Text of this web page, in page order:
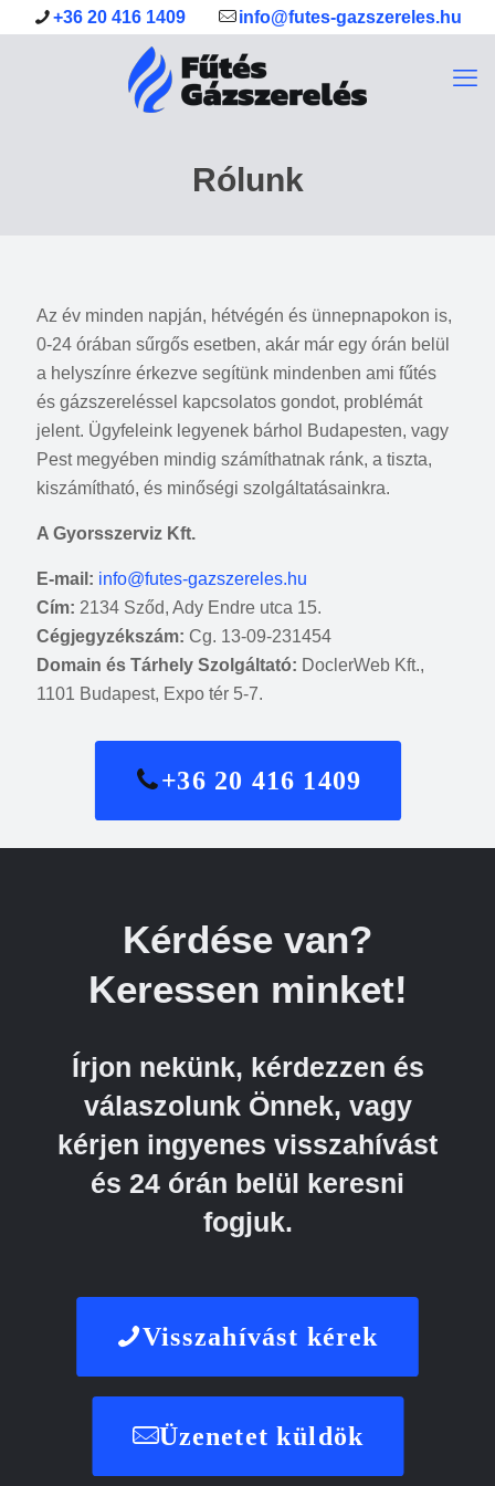
+36 20 416 1409 info@futes-gazszereles.hu
Rólunk
Az év minden napján, hétvégén és ünnepnapokon is,
0-24 órában sűrgős esetben, akár már egy órán belül
a helyszínre érkezve segítünk mindenben ami fűtés
és gázszereléssel kapcsolatos gondot, problémát
jelent. Ügyfeleink legyenek bárhol Budapesten, vagy
Pest megyében mindig számíthatnak ránk, a tiszta,
kiszámítható, és minőségi szolgáltatásainkra.
A Gyorsszerviz Kft.
E-mail: info@futes-gazszereles.hu
Cím: 2134 Sződ, Ady Endre utca 15.
Cégjegyzékszám: Cg. 13-09-231454
Domain és Tárhely Szolgáltató: DoclerWeb Kft.,
1101 Budapest, Expo tér 5-7.
+36 20 416 1409
Kérdése van?
Keressen minket!
Írjon nekünk, kérdezzen és
válaszolunk Önnek, vagy
kérjen ingyenes visszahívást
és 24 órán belül keresni
fogjuk.
Visszahívást kérek
Üzenetet küldök